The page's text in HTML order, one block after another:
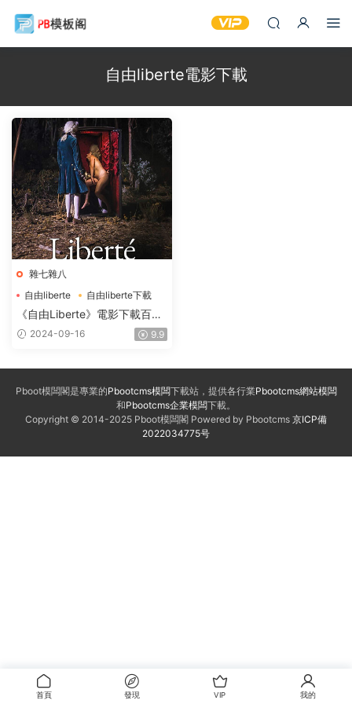
自由liberte電影下載
雜七雜八
自由liberte
自由liberte下載
自由liberte電影
《自由Liberte》電影下載百度
網盤2019.FRENCH.1080p法
2024-09-16 9.9
Pboot模闆閣是專業的Pbootcms模闆下載站，提供各行業Pbootcms網站模闆
和Pbootcms企業模闆下載。
Copyright © 2014-2025 Pboot模闆閣 Powered by Pbootcms 京ICP備
2022034775号
首頁 發現 VIP 我的